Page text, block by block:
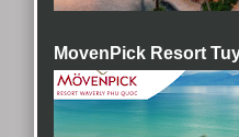
MovenPick Resort